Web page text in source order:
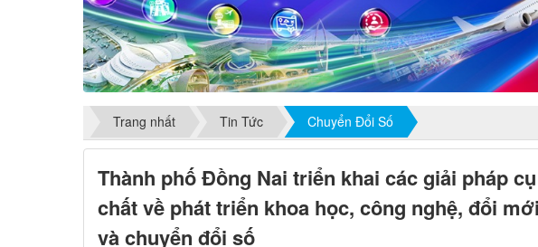
Trang nhất Tin Tức Chuyển Đổi Số
Thành phố Đồng Nai triển khai các giải pháp
chất về phát triển khoa học, công nghệ, đổi
và chuyển đổi số